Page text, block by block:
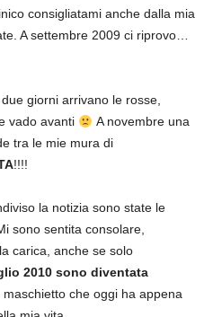
consigliatami anche dalla mia
A settembre 2009 ci riprovo…
giorni arrivano le rosse,
vado avanti
A novembre una
tra le mie mura di
!!!!
la notizia sono state le
sono sentita consolare,
carica, anche se solo
2010 sono diventata
maschietto che oggi ha appena